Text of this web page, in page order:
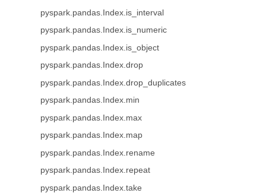
pyspark.pandas.Index.is_interval
pyspark.pandas.Index.is_numeric
pyspark.pandas.Index.is_object
pyspark.pandas.Index.drop
pyspark.pandas.Index.drop_duplicates
pyspark.pandas.Index.min
pyspark.pandas.Index.max
pyspark.pandas.Index.map
pyspark.pandas.Index.rename
pyspark.pandas.Index.repeat
pyspark.pandas.Index.take